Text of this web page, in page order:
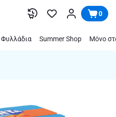
0
Φυλλάδια Summer Shop Μόνο